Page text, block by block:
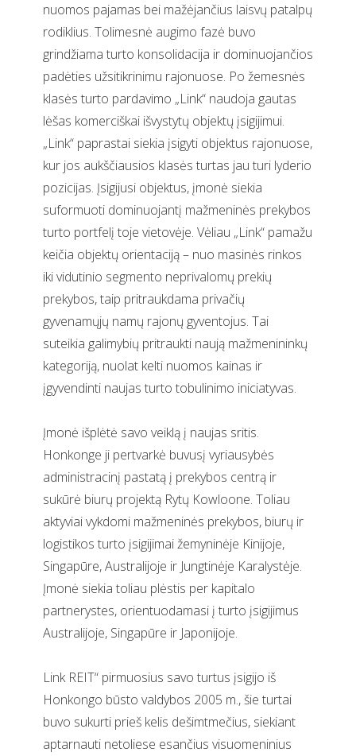
nuomos pajamas bei mažėjančius laisvų patalpų
rodiklius. Tolimesnė augimo fazė buvo
grindžiama turto konsolidacija ir dominuojančios
padėties užsitikrinimu rajonuose. Po žemesnės
klasės turto pardavimo „Link“ naudoja gautas
lėšas komerciškai išvystytų objektų įsigijimui.
„Link“ paprastai siekia įsigyti objektus rajonuose,
kur jos aukščiausios klasės turtas jau turi lyderio
pozicijas. Įsigijusi objektus, įmonė siekia
suformuoti dominuojantį mažmeninės prekybos
turto portfelį toje vietovėje. Vėliau „Link“ pamažu
keičia objektų orientaciją – nuo masinės rinkos
iki vidutinio segmento neprivalomų prekių
prekybos, taip pritraukdama privačių
gyvenamųjų namų rajonų gyventojus. Tai
suteikia galimybių pritraukti naują mažmenininkų
kategoriją, nuolat kelti nuomos kainas ir
įgyvendinti naujas turto tobulinimo iniciatyvas.
Įmonė išplėtė savo veiklą į naujas sritis.
Honkonge ji pertvarkė buvusį vyriausybės
administracinį pastatą į prekybos centrą ir
sukūrė biurų projektą Rytų Kowloone. Toliau
aktyviai vykdomi mažmeninės prekybos, biurų ir
logistikos turto įsigijimai žemyninėje Kinijoje,
Singapūre, Australijoje ir Jungtinėje Karalystėje.
Įmonė siekia toliau plėstis per kapitalo
partnerystes, orientuodamasi į turto įsigijimus
Australijoje, Singapūre ir Japonijoje.
Link REIT“ pirmuosius savo turtus įsigijo iš
Honkongo būsto valdybos 2005 m., šie turtai
buvo sukurti prieš kelis dešimtmečius, siekiant
aptarnauti netoliese esančius visuomeninius